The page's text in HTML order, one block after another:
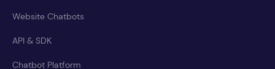
Website Chatbots
API & SDK
Chatbot Platform